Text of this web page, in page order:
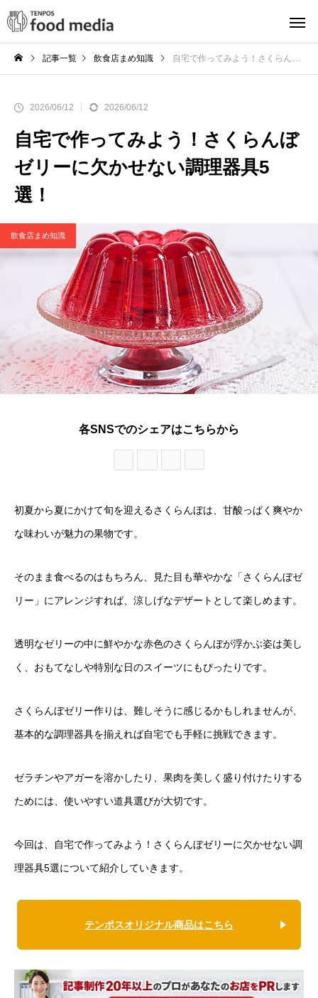
記事一覧 飲食店まめ知識 自宅で作ってみよう！さくらんぼゼリーに欠かせない調理器具5選！
2026/06/12 2026/06/12
自宅で作ってみよう！さくらんぼ
ゼリーに欠かせない調理器具5
選！
飲食店まめ知識
各SNSでのシェアはこちらから
初夏から夏にかけて旬を迎えるさくらんぼは、甘酸っぱく爽やか
な味わいが魅力の果物です。
そのまま食べるのはもちろん、見た目も華やかな「さくらんぼゼ
リー」にアレンジすれば、涼しげなデザートとして楽しめます。
透明なゼリーの中に鮮やかな赤色のさくらんぼが浮かぶ姿は美し
く、おもてなしや特別な日のスイーツにもぴったりです。
さくらんぼゼリー作りは、難しそうに感じるかもしれませんが、
基本的な調理器具を揃えれば自宅でも手軽に挑戦できます。
ゼラチンやアガーを溶かしたり、果肉を美しく盛り付けたりする
ためには、使いやすい道具選びが大切です。
今回は、自宅で作ってみよう！さくらんぼゼリーに欠かせない調
理器具5選について紹介していきます。
テンポスオリジナル商品はこちら